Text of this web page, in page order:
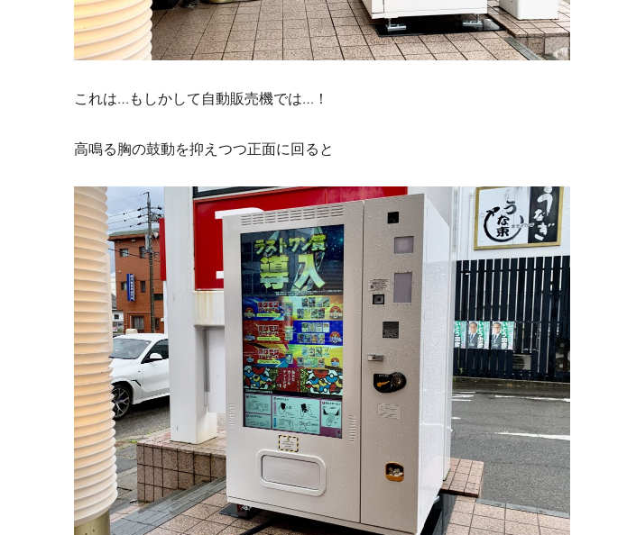
これは…もしかして自動販売機では…！
高鳴る胸の鼓動を抑えつつ正面に回ると